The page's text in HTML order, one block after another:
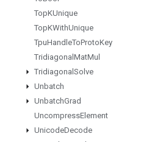
TopKUnique
TopKWithUnique
TpuHandleToProtoKey
Tridiagonal MatMul
Tridiagonal Solve
Unbatch
UnbatchGrad
UncompressElement
UnicodeDecode